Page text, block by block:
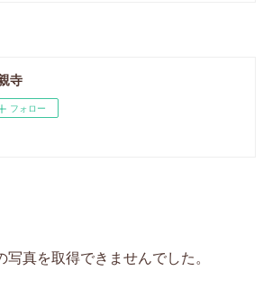
寺
フォロー
写真を取得できませんでした。